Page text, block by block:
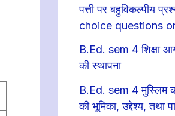
पत्ती पर बहुविकल्पीय
choice questions
B.Ed. sem 4 शिक्षा
की स्थापना
B.Ed. sem 4 मुस्लिम
की भूमिका, उद्देश्य, तथा